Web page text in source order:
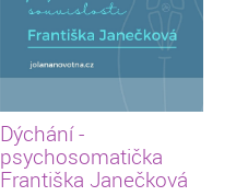
Dýchání -
psychosomatička
Františka Janečková